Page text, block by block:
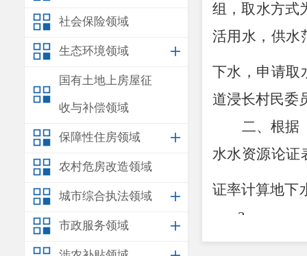
社会保险领域
生态环境领域
国有土地上房屋征
收与补偿领域
保障性住房领域
农村危房改造领域
城市综合执法领域
市政服务领域
组，取水方式
活用水，供水
下水，申请取
道浸长村民委
二、根据
水水资源论证
证率计算地下
3